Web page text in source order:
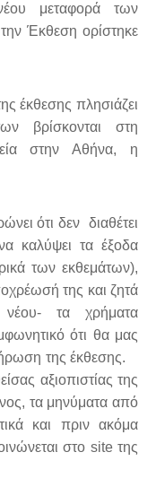
μεταφορά των
Έκθεση ορίστηκε
έκθεσης πλησιάζει
βρίσκονται στη
στην Αθήνα, η
ότι δεν διαθέτει
καλύψει τα έξοδα
των εκθεμάτων),
της και ζητά
τα χρήματα
ότι θα μας
της έκθεσης.
αξιοπιστίας της
τα μηνύματα από
και πριν ακόμα
στο siteτης